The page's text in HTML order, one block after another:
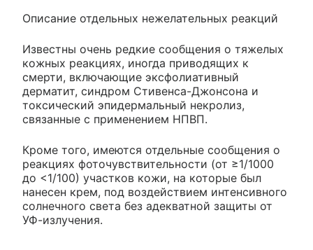
Описание отдельных нежелательных реакций
Известны очень редкие сообщения о тяжелых
кожных реакциях, иногда приводящих к
смерти, включающие эксфолиативный
дерматит, синдром Стивенса-Джонсона и
токсический эпидермальный некролиз,
связанные с применением НПВП.
Кроме того, имеются отдельные сообщения о
реакциях фоточувствительности (от ≥1/1000
до <1/100) участков кожи, на которые был
нанесен крем, под воздействием интенсивного
солнечного света без адекватной защиты от
УФ-излучения.